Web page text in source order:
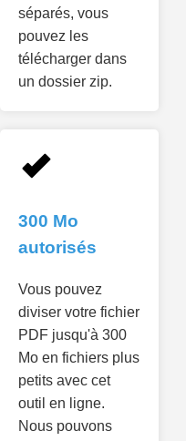
séparés, vous
pouvez les
télécharger dans
un dossier zip.
300 Mo
autorisés
Vous pouvez
diviser votre fichier
PDF jusqu'à 300
Mo en fichiers plus
petits avec cet
outil en ligne.
Nous pouvons